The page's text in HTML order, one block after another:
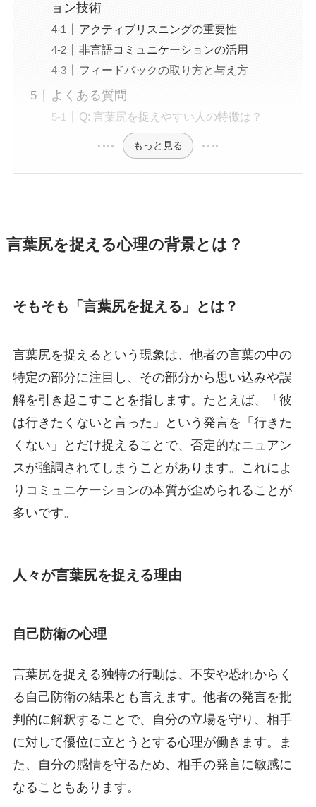
ョン技術
アクティブリスニングの重要性
非言語コミュニケーションの活用
フィードバックの取り方と与え方
よくある質問
Q: 言葉尻を捉えやすい人の特徴は？
もっと見る
言葉尻を捉える心理の背景とは？
そもそも「言葉尻を捉える」とは？
言葉尻を捉えるという現象は、他者の言葉の中の
特定の部分に注目し、その部分から思い込みや誤
解を引き起こすことを指します。たとえば、「彼
は行きたくないと言った」という発言を「行きた
くない」とだけ捉えることで、否定的なニュアン
スが強調されてしまうことがあります。これによ
りコミュニケーションの本質が歪められることが
多いです。
人々が言葉尻を捉える理由
自己防衛の心理
言葉尻を捉える独特の行動は、不安や恐れからく
る自己防衛の結果とも言えます。他者の発言を批
判的に解釈することで、自分の立場を守り、相手
に対して優位に立とうとする心理が働きます。ま
た、自分の感情を守るため、相手の発言に敏感に
なることもあります。